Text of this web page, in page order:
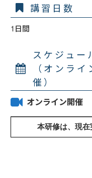
講習日数
1日間
スケジュー
（オンラ
催）
オンライン開催